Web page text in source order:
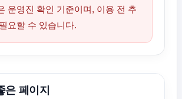
운영진 확인 기준이며, 이용 전 추
요할 수 있습니다.
은 페이지